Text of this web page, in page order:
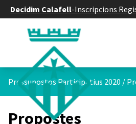
Decidim Calafell-Inscripcions
Pressupostos Participatius 2020 /
Propostes